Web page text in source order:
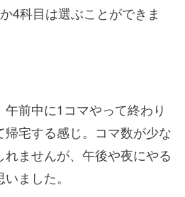
4科目は選ぶことができま
前中に1コマやって終わり
宅する感じ。コマ数が少な
ませんが、午後や夜にやる
ました。